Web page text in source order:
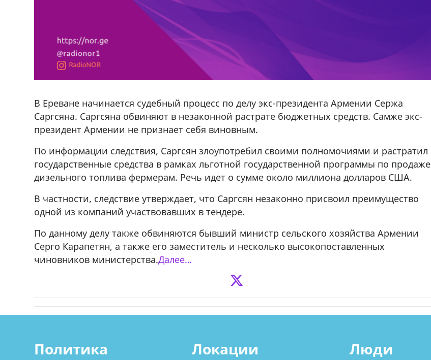
В Ереване начинается судебный процесс по делу экс-президента Армении Сержа
Саргсяна. Саргсяна обвиняют в незаконной растрате бюджетных средств. Самже экс-
президент Армении не признает себя виновным.
По информации следствия, Саргсян злоупотребил своими полномочиями и растратил
государственные средства в рамках льготной государственной программы по продаже
дизельного топлива фермерам. Речь идет о сумме около миллиона долларов США.
В частности, следствие утверждает, что Саргсян незаконно присвоил преимущество
одной из компаний участвовавших в тендере.
По данному делу также обвиняются бывший министр сельского хозяйства Армении
Серго Карапетян, а также его заместитель и несколько высокопоставленных
чиновников министерства.Далее…
30 57
Продается соль оптом и в розницу в
Политика Локации Люди